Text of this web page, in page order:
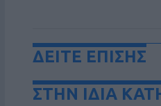
ΔΕΙΤΕ ΕΠΙΣΗΣ
ΣΤΗΝ ΙΔΙΑ